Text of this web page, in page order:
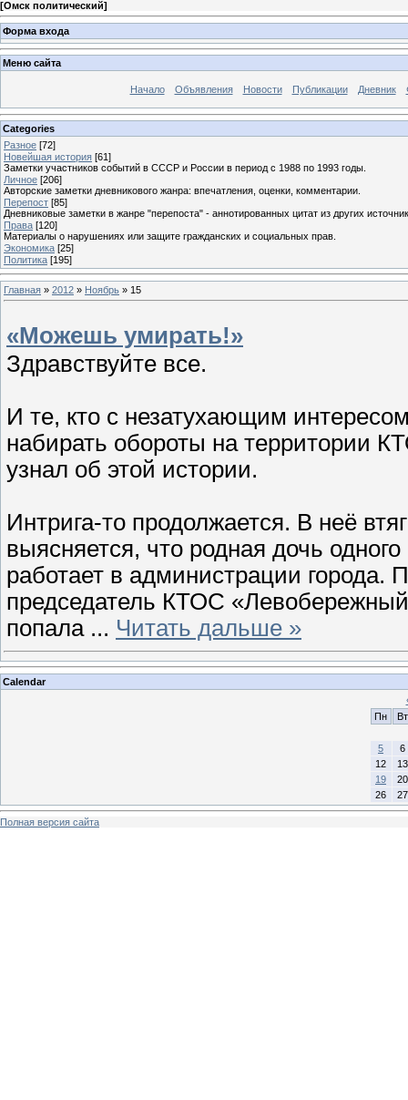
[Омск политический]
Форма входа
Меню сайта
Начало Объявления Новости Публикации Дневник
Categories
Разное [72]
Новейшая история [61]
Заметки участников событий в СССР и России в период с 1988 по 1993 годы.
Личное [206]
Авторские заметки дневникового жанра: впечатления, оценки, комментарии.
Перепост [85]
Дневниковые заметки в жанре "перепоста" - аннотированных цитат из других
Права [120]
Материалы о нарушениях или защите гражданских и социальных прав.
Экономика [25]
Политика [195]
Главная » 2012 » Ноябрь » 15
«Можешь умирать!»
Здравствуйте все.
И те, кто с незатухающим
набирать обороты на территории
узнал об этой истории.
Интрига-то продолжается. В неё
выясняется, что родная дочь
работает в администрации
председатель КТОС
попала ... Читать дальше »
Calendar
Пн
Вт
5
6
12
13
19
20
26
27
Полная версия сайта